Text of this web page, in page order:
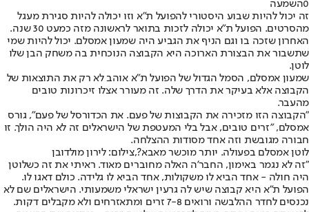
0השמעה
זה יכול להיות שבוע היסטורי להפועל ת״א וזו יכולה להיות סגירת מעגל
מהסרטים. הפועל ת״א יכולה לזכות בתואר לראשונה מזה כמעט 30 שנה.
האחרון שזכה בו וגם הניף את הגביע היה שמעון אמסלם. יכול להיות שמי
שתשבור את הבצורת הארוכה היא הקבוצה הנוכחית בה משחק הבן שלו
לוטן.
שמעון אמסלם, הסמל הגדול של הפועל ת״א אוהב לא רק את התוצאות של
הקבוצה אלא בעיקר את הדרך שלה. זה מעורר אצלו זיכרונות טובים
מהעבר.
״הקבוצה הזו מזכירה את הקבוצות של פעם. את הכדורסל של פעם", גורס
אמסלם, "זרים טובים, אבל בלי המעטפת של הישראלים זה לא היה הולך. זו
חבורה מגובשת וזה אחד מסודות ההצלחה.
לוטן אמסלם בפעולה. יותר מוכשר מאבא?,צילום: לירון מולדובן
"זה לא נגמר באימון, החבר'ה האלה מחוברים מאוד. ראיתי את זה כשלוטן
היה חולה - אחד הביא לו משקולות, אחד הביא לו גלידה. כולם דאגו לו.
הפועל ת״א היא קבוצה שיש לה גרעין ישראלי משמעותי. הישראלים שם לא
נכנסים לחדר ההלבשה ורואים 7-8 זרים ומתאזרחים ולא מקבלים דקות.